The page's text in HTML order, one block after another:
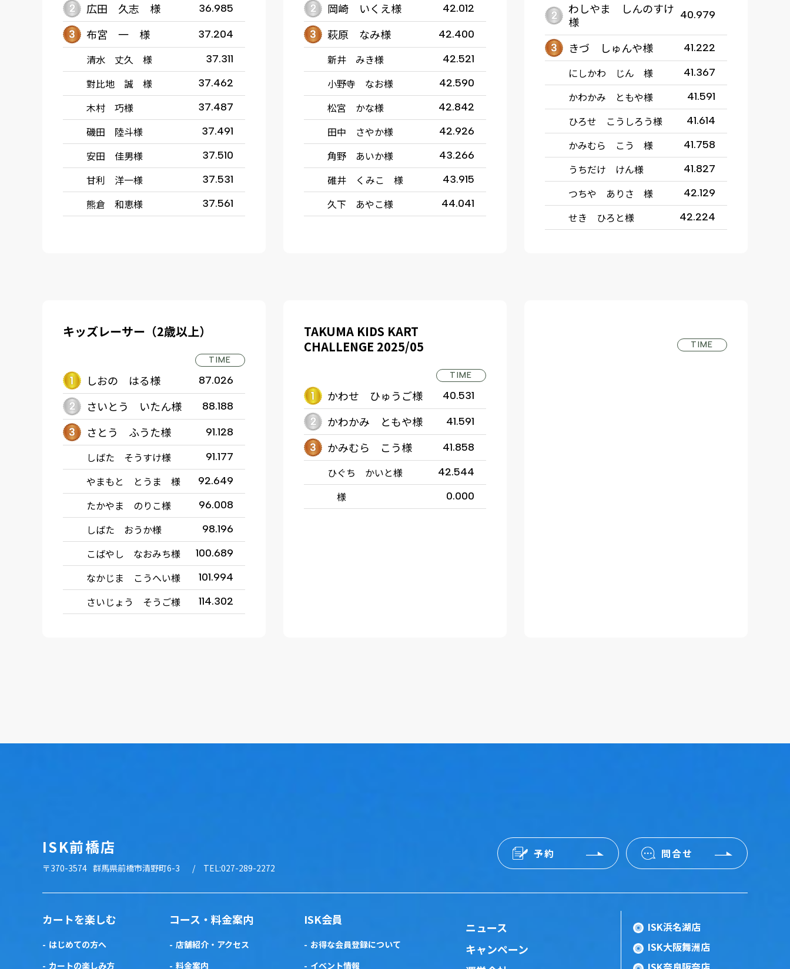
広田 久志 様 36.985
布宮 一 様 37.204
清水 丈久 様 37.311
對比地 誠 様 37.462
木村 巧様 37.487
磯田 陸斗様 37.491
安田 佳男様 37.510
甘利 洋一様 37.531
熊倉 和恵様 37.561
岡崎 いくえ様 42.012
萩原 なみ様 42.400
新井 みき様 42.521
小野寺 なお様 42.590
松宮 かな様 42.842
田中 さやか様 42.926
角野 あいか様 43.266
碓井 くみこ 様 43.915
久下 あやこ様 44.041
わしやま しんのすけ
様
40.979
きづ しゅんや様 41.222
にしかわ じん 様 41.367
かわかみ ともや様 41.591
ひろせ こうしろう様 41.614
かみむら こう 様 41.758
うちだけ けん様 41.827
つちや ありさ 様 42.129
せき ひろと様 42.224
キッズレーサー（2歳以上）
TIME
しおの はる様 87.026
さいとう いたん様 88.188
さとう ふうた様 91.128
しばた そうすけ様 91.177
やまもと とうま 様 92.649
たかやま のりこ様 96.008
しばた おうか様 98.196
こばやし なおみち様 100.689
なかじま こうへい様 101.994
さいじょう そうご様 114.302
TAKUMA KIDS KART
CHALLENGE 2025/05
TIME
かわせ ひゅうご様 40.531
かわかみ ともや様 41.591
かみむら こう様 41.858
ひぐち かいと様 42.544
様 0.000
TIME
ISK前橋店
〒370-3574 群馬県前橋市清野町6-3 TEL:027-289-2272
予約 問合せ
カートを楽しむ
はじめての方へ
カートの楽しみ方
コース・料金案内
店舗紹介・アクセス
料金案内
ISK会員
お得な会員登録について
イベント情報
ニュース
キャンペーン
ISK浜名湖店
ISK大阪舞洲店